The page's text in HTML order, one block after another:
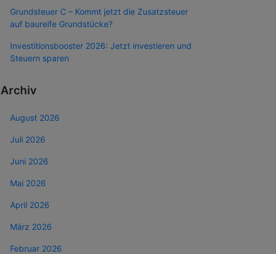
Grundsteuer C – Kommt jetzt die Zusatzsteuer
auf baureife Grundstücke?
Investitionsbooster 2026: Jetzt investieren und
Steuern sparen
Archiv
August 2026
Juli 2026
Juni 2026
Mai 2026
April 2026
März 2026
Februar 2026